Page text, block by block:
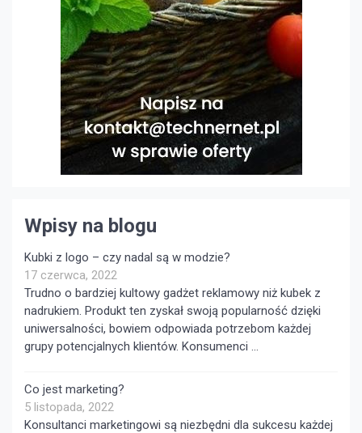
Wpisy na blogu
Kubki z logo – czy nadal są w modzie?
17 czerwca, 2022
Trudno o bardziej kultowy gadżet reklamowy niż kubek z
nadrukiem. Produkt ten zyskał swoją popularność dzięki
uniwersalności, bowiem odpowiada potrzebom każdej
grupy potencjalnych klientów. Konsumenci …
Co jest marketing?
5 listopada, 2022
Konsultanci marketingowi są niezbędni dla sukcesu każdej